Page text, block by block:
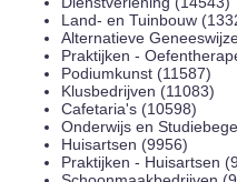
Land- en Tuinbouw
Alternatieve
Praktijken -
Podiumkunst (11587)
Klusbedrijven (11083)
Cafetaria's (10598)
Onderwijs en
Huisartsen (9956)
Praktijken - Huisartsen